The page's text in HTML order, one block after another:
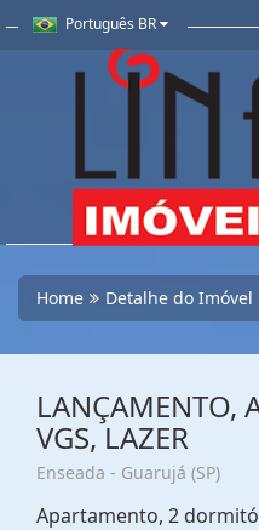
Português BR
Home Detalhe do Imóvel
LANÇAMENTO,
VGS, LAZER
Enseada - Guarujá (SP)
Apartamento, 2